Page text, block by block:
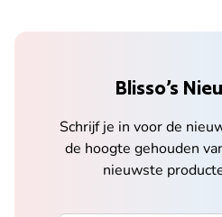
Blisso’s
Schrijf je in voor de
de hoogte gehouden
nieuwste